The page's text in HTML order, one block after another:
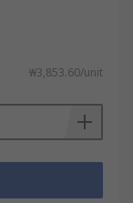
₩3,853.60/unit